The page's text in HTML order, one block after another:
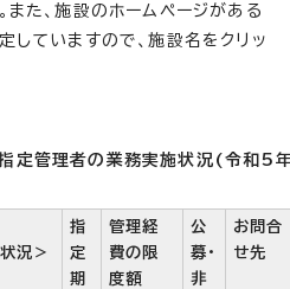
また、施設のホームページがある
していますので、施設名をクリッ
定管理者の業務実施状況(令和5
況＞
指
定
期
管理経
費の限
度額
公
募・
非
お問合
せ先